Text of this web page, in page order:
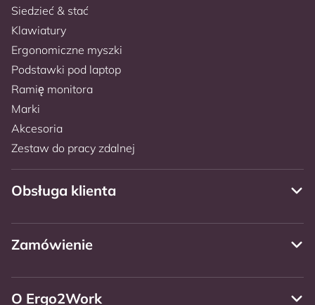
Siedzieć & stać
Klawiatury
Ergonomiczne myszki
Podstawki pod laptop
Ramię monitora
Marki
Akcesoria
Zestaw do pracy zdalnej
Obsługa klienta
Zamówienie
O Ergo2Work